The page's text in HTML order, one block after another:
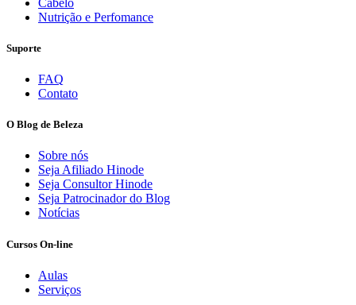
Nutrição e Perfomance
Suporte
FAQ
Contato
O Blog de Beleza
Sobre nós
Seja Afiliado Hinode
Seja Consultor Hinode
Seja Patrocinador do Blog
Notícias
Cursos On-line
Aulas
Serviços